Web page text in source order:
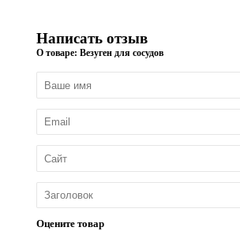
Написать отзыв
О товаре: Везуген для сосудов
Оцените товар